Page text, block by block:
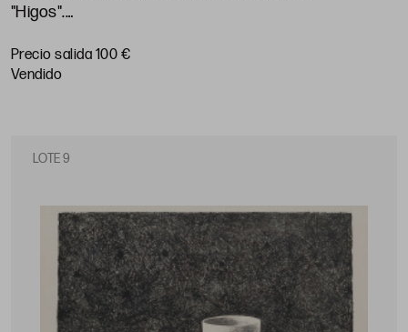
"Higos".
Precio salida 100 €
vendido
LOTE 9